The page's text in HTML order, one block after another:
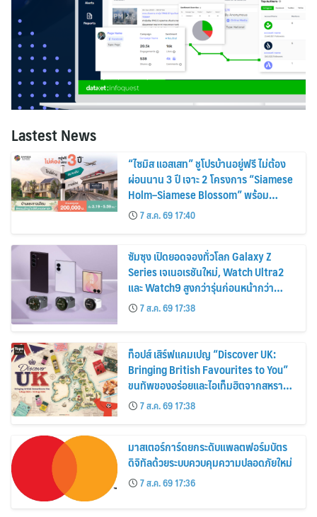
Lastest News
“ไซมิส แอสเสท” ชูโปรบ้านอยู่ฟรี ไม่ต้อง
ผ่อนนาน 3 ปี เจาะ 2 โครงการ “Siamese
Holm–Siamese Blossom” พร้อม
ส่วนลดและสิทธิพิเศษถึง 31 สิงหาคม
2569
7 ส.ค. 69 17:40
ซัมซุง เปิดยอดจองทั่วโลก Galaxy Z
Series เจเนอเรชันใหม่, Watch Ultra2
และ Watch9 สูงกว่ารุ่นก่อนหน้ากว่า
30%7 ส.ค. 69 17:38
ท็อปส์ เสิร์ฟแคมเปญ “Discover UK:
Bringing British Favourites to You”
ขนทัพของอร่อยและไอเท็มฮิตจากสหราช
อาณาจักร ส่งตรงถึงมือตั้งแต่วันนี้ – 18
สิงหาคมนี้
7 ส.ค. 69 17:38
มาสเตอร์การ์ดยกระดับแพลตฟอร์มบัตร
ดิจิทัลด้วยระบบควบคุมความปลอดภัยใหม่
7 ส.ค. 69 17:36